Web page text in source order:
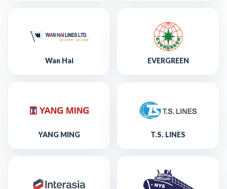
Wan Hai EVERGREEN
YANG MING T.S. LINES